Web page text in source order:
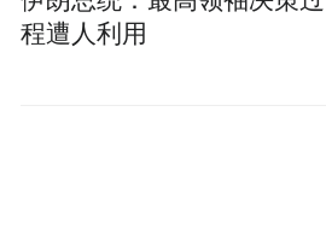
程遭人利用